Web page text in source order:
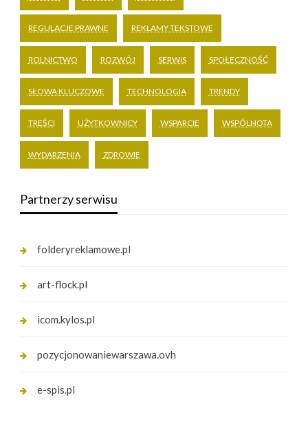
REGULACJE PRAWNE REKLAMY TEKSTOWE
ROLNICTWO ROZWÓJ SERWIS SPOŁECZNOŚĆ
SŁOWA KLUCZOWE TECHNOLOGIA TRENDY
TREŚCI UŻYTKOWNICY WSPARCIE WSPÓLNOTA
WYDARZENIA ZDROWIE
Partnerzy serwisu
folderyreklamowe.pl
art-flock.pl
icom.kylos.pl
pozycjonowaniewarszawa.ovh
e-spis.pl